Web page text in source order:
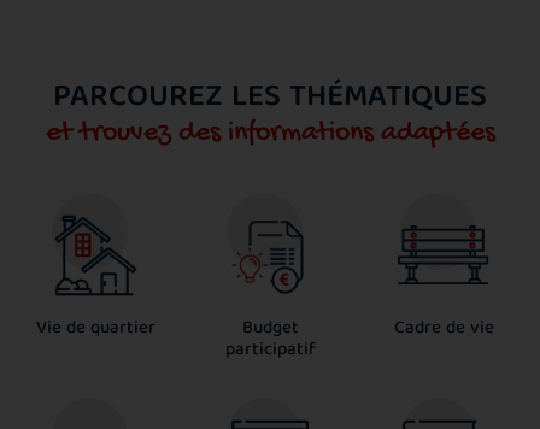
PARCOUREZ LES THÉMATIQUES
et trouvez des informations adaptées
Vie de quartier Budget
participatif
Cadre de vie